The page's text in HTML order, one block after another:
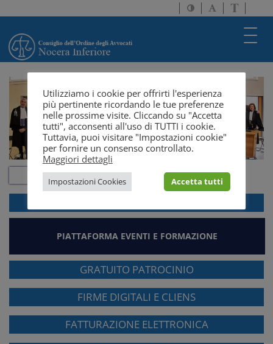
Attiva/disattiva
alto
Attiva/
dimensione
a
solo
PIATTAFORMA EVENTI E FORMAZIONE
GRATUITO PATROCINIO
FIRME DIGITALI E CLIENS
FATTURAZIONE ELETTRONICA
Utilizziamo i cookie per offrirti l'esperienza
più pertinente ricordando le tue preferenze
nelle prossime visite. Cliccando su "Accetta
tutti", acconsenti all'uso di TUTTI i cookie.
Tuttavia, puoi visitare "Impostazioni cookie"
per fornire un consenso controllato.
Maggiori dettagli
Impostazioni Cookies Accetta tutti